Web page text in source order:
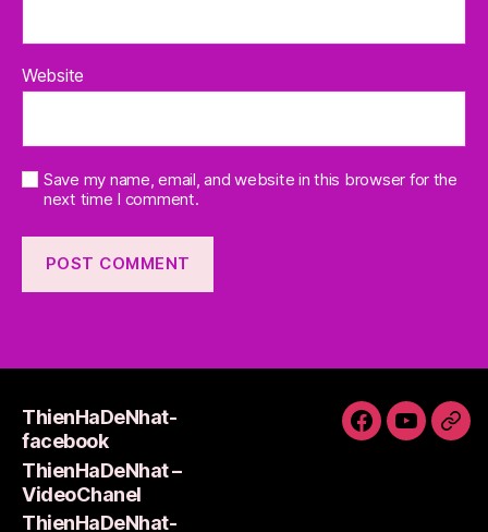
Website
Save my name, email, and website in this browser for the
next time I comment.
ThienHaDeNhat-
facebook
ThienHaDeNhat –
VideoChanel
ThienHaDeNhat-